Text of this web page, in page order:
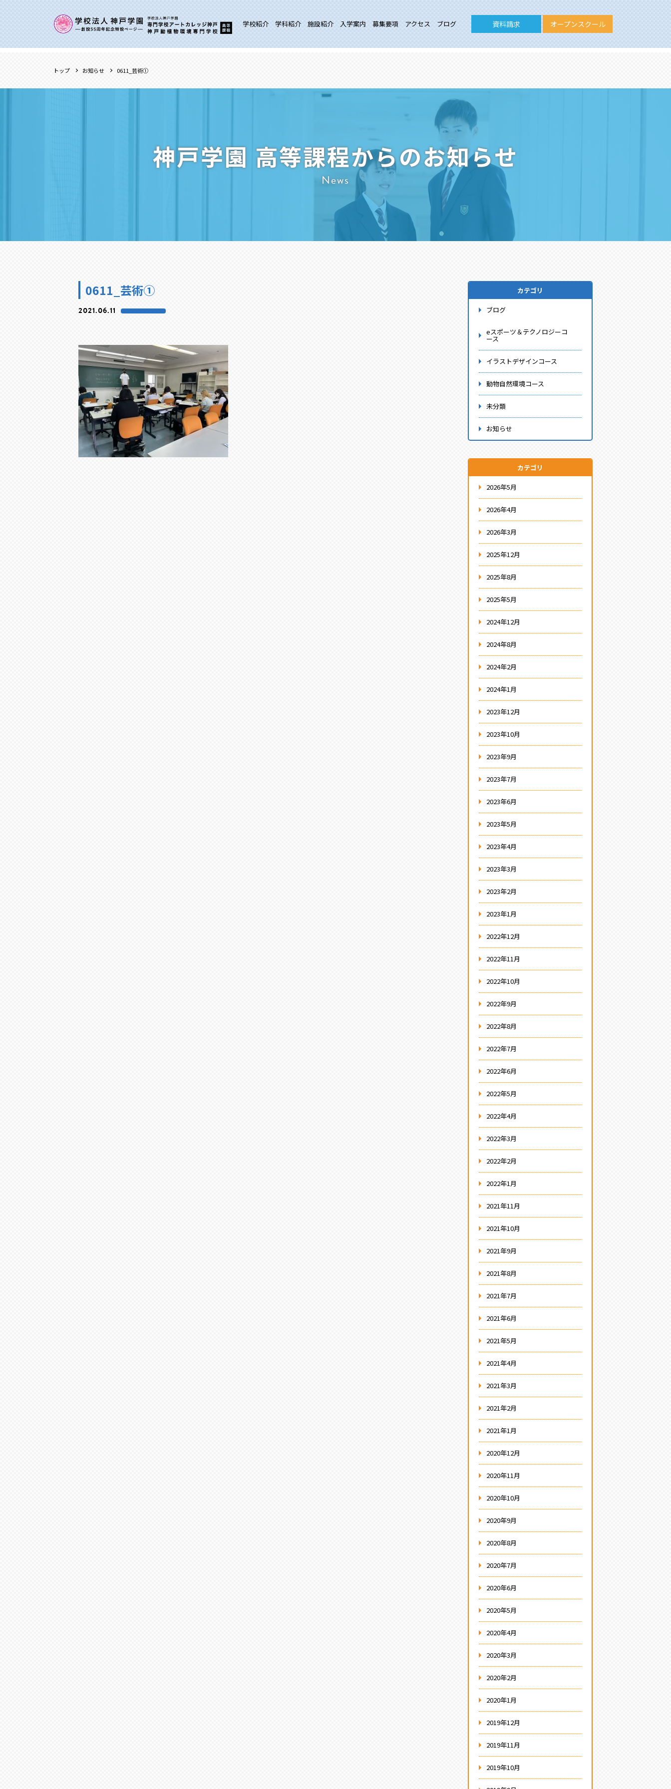
学校紹介 学科紹介 施設紹介 入学案内 募集要項 アクセス ブログ 資料請求 オープンスクール
トップ お知らせ 0611_芸術①
神戸学園 高等課程からのお知らせ
News
0611_芸術①
2021.06.11
カテゴリ
ブログ
eスポーツ＆テクノロジーコ
ース
イラストデザインコース
動物自然環境コース
未分類
お知らせ
カテゴリ
2026年5月
2026年4月
2026年3月
2025年12月
2025年8月
2025年5月
2024年12月
2024年8月
2024年2月
2024年1月
2023年12月
2023年10月
2023年9月
2023年7月
2023年6月
2023年5月
2023年4月
2023年3月
2023年2月
2023年1月
2022年12月
2022年11月
2022年10月
2022年9月
2022年8月
2022年7月
2022年6月
2022年5月
2022年4月
2022年3月
2022年2月
2022年1月
2021年11月
2021年10月
2021年9月
2021年8月
2021年7月
2021年6月
2021年5月
2021年4月
2021年3月
2021年2月
2021年1月
2020年12月
2020年11月
2020年10月
2020年9月
2020年8月
2020年7月
2020年6月
2020年5月
2020年4月
2020年3月
2020年2月
2020年1月
2019年12月
2019年11月
2019年10月